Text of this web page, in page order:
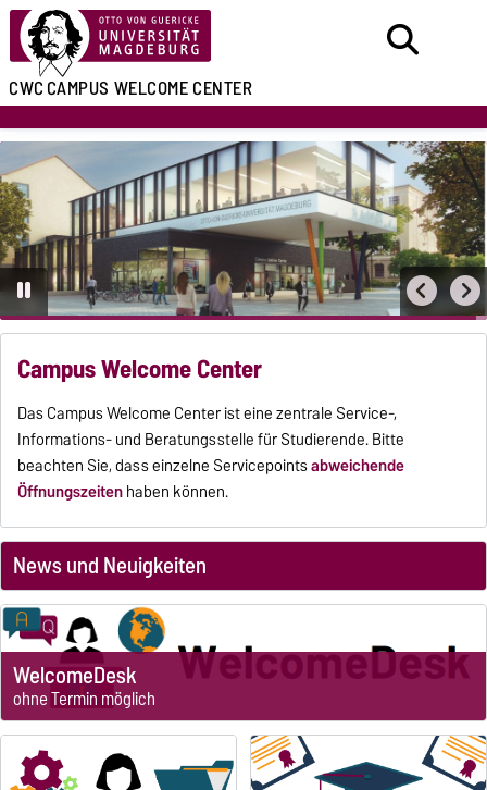
CWCCAMPUS WELCOME CENTER
Campus Welcome Center
Das Campus Welcome Center ist eine zentrale Service-,
Informations- und Beratungsstelle für Studierende. Bitte
beachten Sie, dass einzelne Servicepointsabweichende
Öffnungszeitenhaben können.
News und Neuigkeiten
WelcomeDesk
ohne Termin möglich